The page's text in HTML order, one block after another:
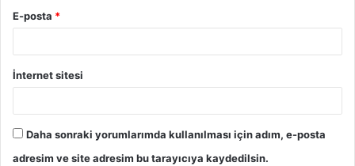
E-posta *
İnternet sitesi
Daha sonraki yorumlarımda kullanılması için adım, e-posta
adresim ve site adresim bu tarayıcıya kaydedilsin.